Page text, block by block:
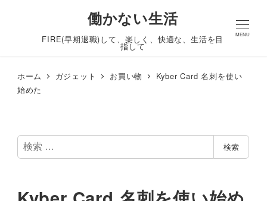
働かない生活
FIRE(早期退職)して、楽しく、快適な、生活を目
指して
MENU
ホーム ガジェット お買い物
Kyber Card 名刺を使い
始めた
検
索
検索